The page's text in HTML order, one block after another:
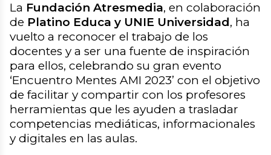
La Fundación Atresmedia, en colaboración
de Platino Educa y UNIE Universidad, ha
vuelto a reconocer el trabajo de los
docentes y a ser una fuente de inspiración
para ellos, celebrando su gran evento
‘Encuentro Mentes AMI 2023’ con el objetivo
de facilitar y compartir con los profesores
herramientas que les ayuden a trasladar
competencias mediáticas, informacionales
y digitales en las aulas.